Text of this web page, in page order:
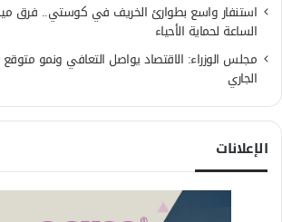
استنفار واسع بطوارئ الخريف في كوستي.. فرق
الساعة لحماية الأحياء
الجاري
الإعلانات